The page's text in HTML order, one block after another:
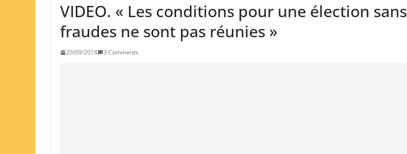
VIDEO. « Les conditions pour une élection sans
fraudes ne sont pas réunies »
20/09/2018 3 Comments